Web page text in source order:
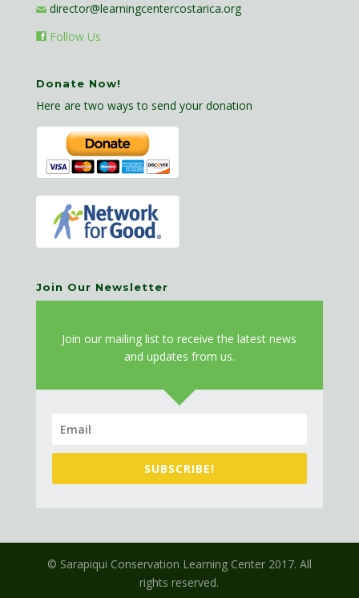
director@learningcentercostarica.org
Follow Us
Donate Now!
Here are two ways to send your donation
Join Our Newsletter
Join our mailing list to receive the latest news
and updates from us.
SUBSCRIBE!
© Sarapiqui Conservation Learning Center 2017. All
rights reserved.